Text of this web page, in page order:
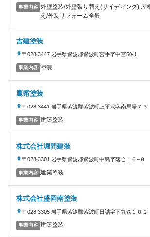
事業内容 外壁塗装/外壁張り替え(サイディング) 屋
え/外装リフォーム全般
吉建塗装
〒028-3447 岩手県紫波郡紫波町宮手字中宮50-1
事業内容 塗装
鷹觜塗装
〒028-3441 岩手県紫波郡紫波町上平沢字南馬場７３−
事業内容 建築塗装
株式会社堀間建装
〒028-3301 岩手県紫波郡紫波町中島字落合１６−９
事業内容 建築塗装
株式会社盛岡南塗装
〒028-3305 岩手県紫波郡紫波町日詰字下丸森１０２
事業内容 建築塗装